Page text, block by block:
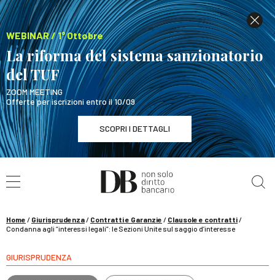
WEBINAR / 1° Ottobre
La riforma del sistema sanzionatorio
del TUF
ZOOM MEETING
Offerte per iscrizioni entro il 10/09
SCOPRI I DETTAGLI
WEBINAR / 1° Ottobre
La riforma del sistema sanzionatorio del TUF
Home / Giurisprudenza/ Contratti e Garanzie / Clausole e contratti/
Condanna agli “interessi legali”: le Sezioni Unite sul saggio d’interesse
GIURISPRUDENZA